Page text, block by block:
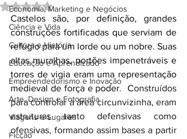
Economia, Marketing e Negócios
Ciência e Vida
Cultura e História
Educação e Aprendizado
Empreendedorismo e Inovação
Arte, Design e Fotografia
Viagens e Lugares
Ficção
Avaliado com NaN de 5 estrelas.
Castelos são, por definição, grandes
construções fortificadas que serviam de
refúgio para um lorde ou um nobre. Suas
altas muralhas, portões impenetráveis e
torres de vigia eram uma representação
medieval de força e poder.  Construídos
para controlar a área circunvizinha, eram
estruturas tanto defensivas como
ofensivas, formando assim bases a partir